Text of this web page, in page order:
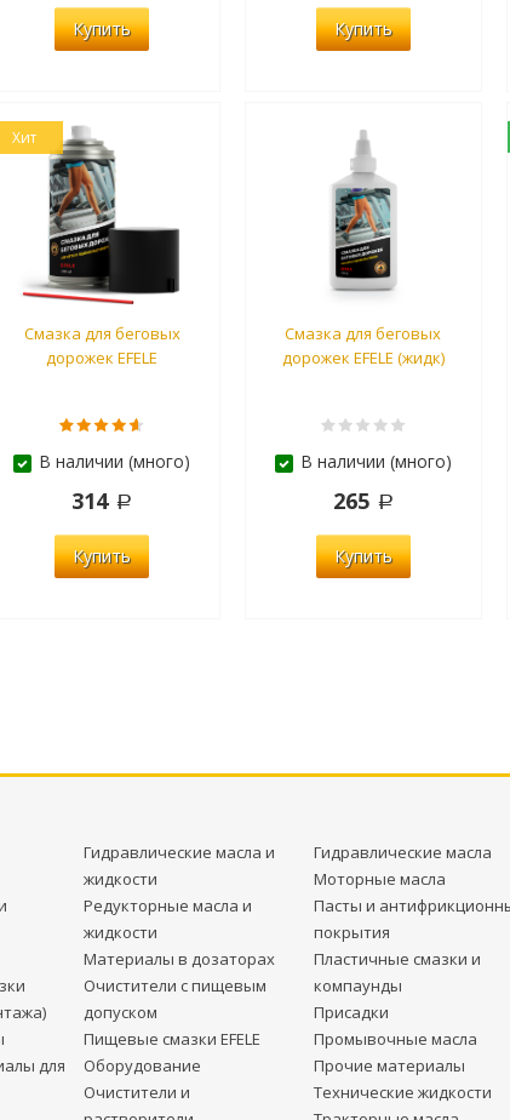
Купить Купить
Хит
Смазка для беговых
дорожек EFELE
В наличии (много)
314
Купить
Смазка для беговых
дорожек EFELE (жидк)
В наличии (много)
265
Купить
для
Гидравлические масла и
жидкости
Редукторные масла и
жидкости
Материалы в дозаторах
Очистители с пищевым
допуском
Пищевые смазки EFELE
Оборудование
Очистители и
Гидравлические масла
Моторные масла
Пасты и
покрытия
Пластичные смазки и
компаунды
Присадки
Промывочные масла
Прочие материалы
Технические жидкости